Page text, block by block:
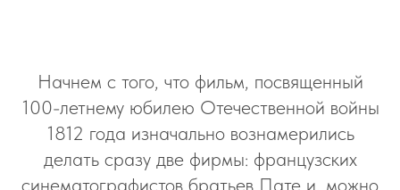
Начнем с того, что фильм, посвященный
100-летнему юбилею Отечественной войны
1812 года изначально вознамерились
делать сразу две фирмы: французских
синематографистов братьев Пате и, можно